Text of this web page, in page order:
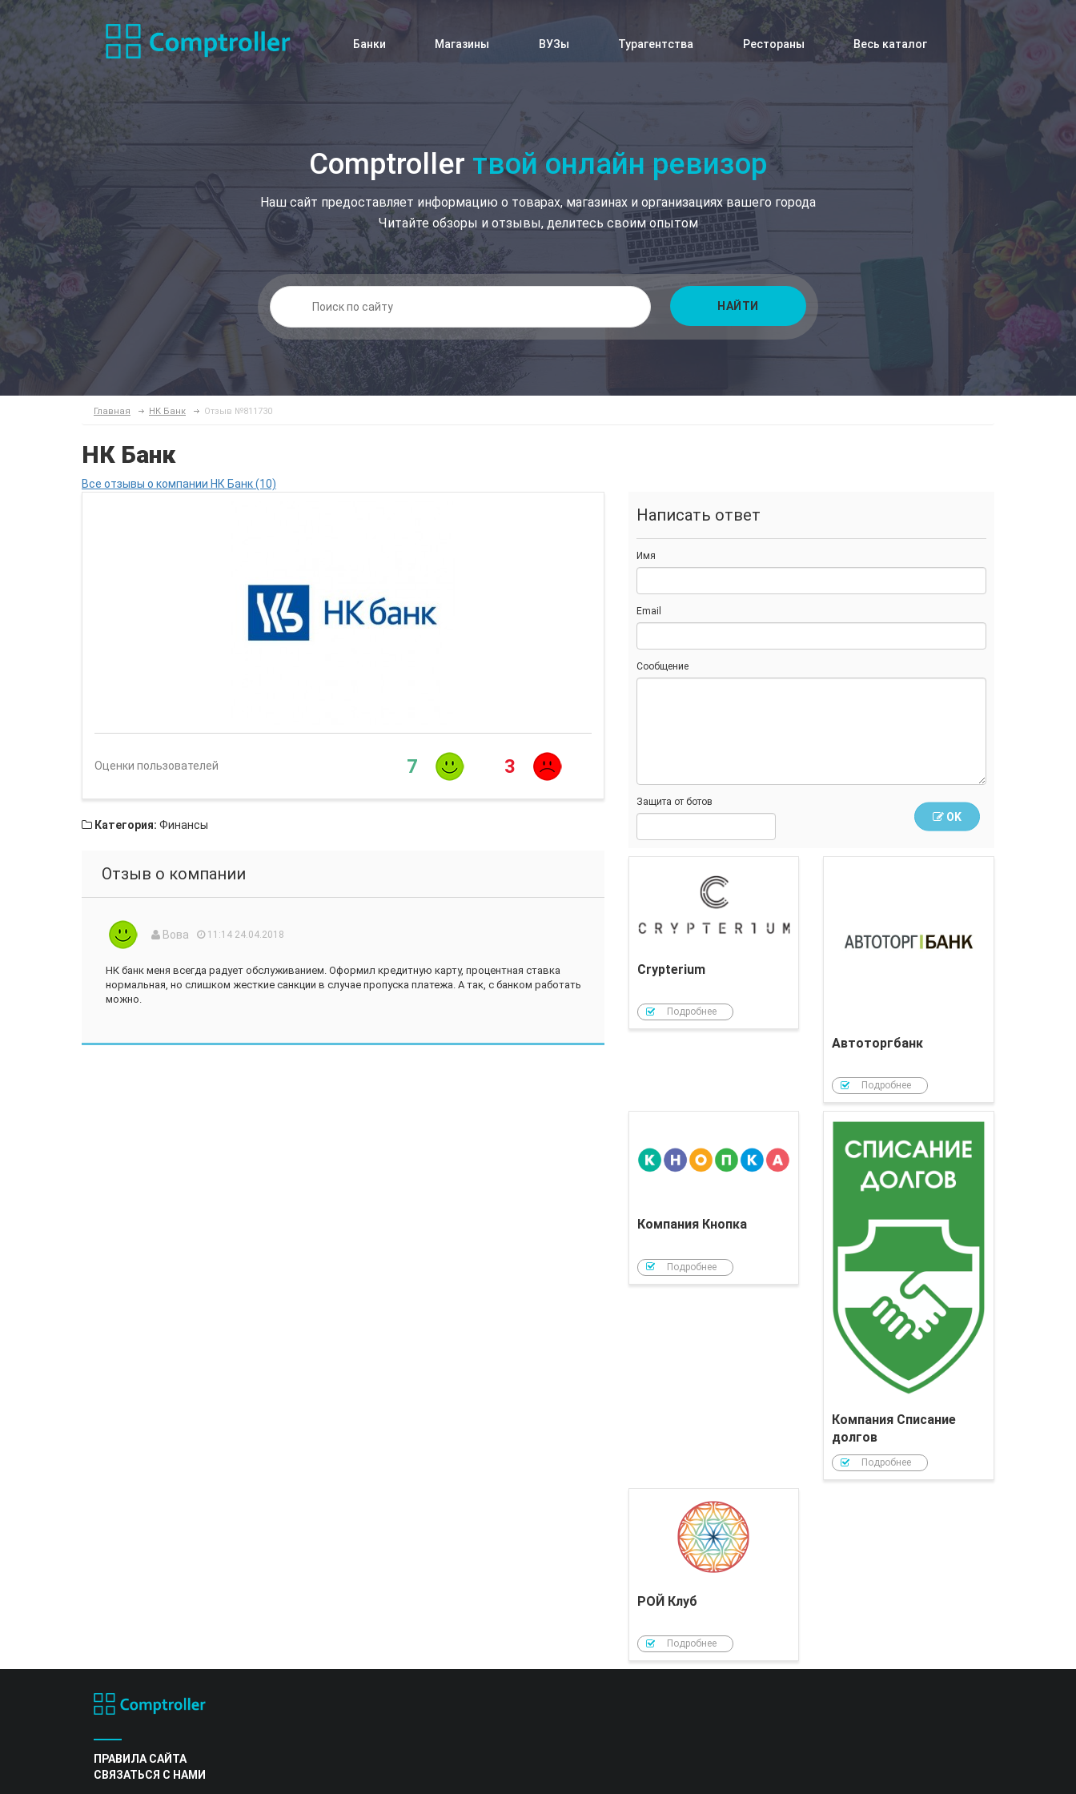
Банки Магазины ВУЗы Турагентства Рестораны Весь каталог
Comptroller твой онлайн ревизор
Наш сайт предоставляет информацию о товарах, магазинах и организациях вашего города
Читайте обзоры и отзывы, делитесь своим опытом
НАЙТИ
Главная НК Банк Отзыв №811730
НК Банк
Все отзывы о компании НК Банк (10)
Оценки пользователей 7 3
Категория: Финансы
Отзыв о компании
Вова 11:14 24.04.2018
НК банк меня всегда радует обслуживанием. Оформил кредитную карту, процентная ставка
нормальная, но слишком жесткие санкции в случае пропуска платежа. А так, с банком работать
можно.
Написать ответ
Имя
Email
Сообщение
Защита от ботов
OK
Crypterium
Подробнее
Автоторгбанк
Подробнее
Компания Кнопка
Подробнее
Компания Кнопка
Компания Списание
долгов
Подробнее
РОЙ Клуб
Подробнее
ПРАВИЛА САЙТА
СВЯЗАТЬСЯ С НАМИ